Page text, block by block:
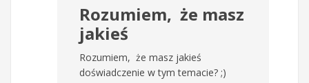
Rozumiem, że masz
jakieś
Rozumiem, że masz jakieś
doświadczenie w tym temacie? ;)